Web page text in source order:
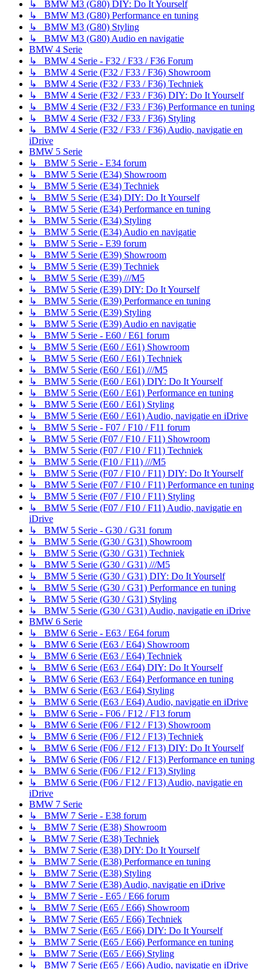
↳ BMW M3 (G80) DIY: Do It Yourself
↳ BMW M3 (G80) Performance en tuning
↳ BMW M3 (G80) Styling
↳ BMW M3 (G80) Audio en navigatie
BMW 4 Serie
↳ BMW 4 Serie - F32 / F33 / F36 Forum
↳ BMW 4 Serie (F32 / F33 / F36) Showroom
↳ BMW 4 Serie (F32 / F33 / F36) Techniek
↳ BMW 4 Serie (F32 / F33 / F36) DIY: Do It Yourself
↳ BMW 4 Serie (F32 / F33 / F36) Performance en tuning
↳ BMW 4 Serie (F32 / F33 / F36) Styling
↳ BMW 4 Serie (F32 / F33 / F36) Audio, navigatie en
iDrive
BMW 5 Serie
↳ BMW 5 Serie - E34 forum
↳ BMW 5 Serie (E34) Showroom
↳ BMW 5 Serie (E34) Techniek
↳ BMW 5 Serie (E34) DIY: Do It Yourself
↳ BMW 5 Serie (E34) Performance en tuning
↳ BMW 5 Serie (E34) Styling
↳ BMW 5 Serie (E34) Audio en navigatie
↳ BMW 5 Serie - E39 forum
↳ BMW 5 Serie (E39) Showroom
↳ BMW 5 Serie (E39) Techniek
↳ BMW 5 Serie (E39) ///M5
↳ BMW 5 Serie (E39) DIY: Do It Yourself
↳ BMW 5 Serie (E39) Performance en tuning
↳ BMW 5 Serie (E39) Styling
↳ BMW 5 Serie (E39) Audio en navigatie
↳ BMW 5 Serie - E60 / E61 forum
↳ BMW 5 Serie (E60 / E61) Showroom
↳ BMW 5 Serie (E60 / E61) Techniek
↳ BMW 5 Serie (E60 / E61) ///M5
↳ BMW 5 Serie (E60 / E61) DIY: Do It Yourself
↳ BMW 5 Serie (E60 / E61) Performance en tuning
↳ BMW 5 Serie (E60 / E61) Styling
↳ BMW 5 Serie (E60 / E61) Audio, navigatie en iDrive
↳ BMW 5 Serie - F07 / F10 / F11 forum
↳ BMW 5 Serie (F07 / F10 / F11) Showroom
↳ BMW 5 Serie (F07 / F10 / F11) Techniek
↳ BMW 5 Serie (F10 / F11) ///M5
↳ BMW 5 Serie (F07 / F10 / F11) DIY: Do It Yourself
↳ BMW 5 Serie (F07 / F10 / F11) Performance en tuning
↳ BMW 5 Serie (F07 / F10 / F11) Styling
↳ BMW 5 Serie (F07 / F10 / F11) Audio, navigatie en
iDrive
↳ BMW 5 Serie - G30 / G31 forum
↳ BMW 5 Serie (G30 / G31) Showroom
↳ BMW 5 Serie (G30 / G31) Techniek
↳ BMW 5 Serie (G30 / G31) ///M5
↳ BMW 5 Serie (G30 / G31) DIY: Do It Yourself
↳ BMW 5 Serie (G30 / G31) Performance en tuning
↳ BMW 5 Serie (G30 / G31) Styling
↳ BMW 5 Serie (G30 / G31) Audio, navigatie en iDrive
BMW 6 Serie
↳ BMW 6 Serie - E63 / E64 forum
↳ BMW 6 Serie (E63 / E64) Showroom
↳ BMW 6 Serie (E63 / E64) Techniek
↳ BMW 6 Serie (E63 / E64) DIY: Do It Yourself
↳ BMW 6 Serie (E63 / E64) Performance en tuning
↳ BMW 6 Serie (E63 / E64) Styling
↳ BMW 6 Serie (E63 / E64) Audio, navigatie en iDrive
↳ BMW 6 Serie - F06 / F12 / F13 forum
↳ BMW 6 Serie (F06 / F12 / F13) Showroom
↳ BMW 6 Serie (F06 / F12 / F13) Techniek
↳ BMW 6 Serie (F06 / F12 / F13) DIY: Do It Yourself
↳ BMW 6 Serie (F06 / F12 / F13) Performance en tuning
↳ BMW 6 Serie (F06 / F12 / F13) Styling
↳ BMW 6 Serie (F06 / F12 / F13) Audio, navigatie en
iDrive
BMW 7 Serie
↳ BMW 7 Serie - E38 forum
↳ BMW 7 Serie (E38) Showroom
↳ BMW 7 Serie (E38) Techniek
↳ BMW 7 Serie (E38) DIY: Do It Yourself
↳ BMW 7 Serie (E38) Performance en tuning
↳ BMW 7 Serie (E38) Styling
↳ BMW 7 Serie (E38) Audio, navigatie en iDrive
↳ BMW 7 Serie - E65 / E66 forum
↳ BMW 7 Serie (E65 / E66) Showroom
↳ BMW 7 Serie (E65 / E66) Techniek
↳ BMW 7 Serie (E65 / E66) DIY: Do It Yourself
↳ BMW 7 Serie (E65 / E66) Performance en tuning
↳ BMW 7 Serie (E65 / E66) Styling
↳ BMW 7 Serie (E65 / E66) Audio, navigatie en iDrive